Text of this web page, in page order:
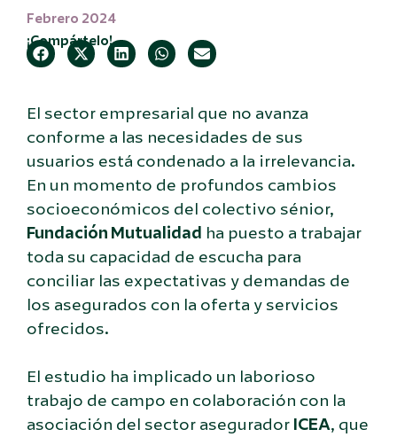
Febrero 2024
¡Compártelo!
El sector empresarial que no avanza
conforme a las necesidades de sus
usuarios está condenado a la irrelevancia.
En un momento de profundos cambios
socioeconómicos del colectivo sénior,
Fundación Mutualidad ha puesto a trabajar
toda su capacidad de escucha para
conciliar las expectativas y demandas de
los asegurados con la oferta y servicios
ofrecidos.
El estudio ha implicado un laborioso
trabajo de campo en colaboración con la
asociación del sector asegurador ICEA, que